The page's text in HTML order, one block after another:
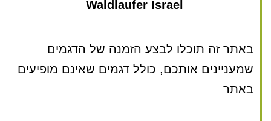
Waldlaufer Israel
באתר זה תוכלו לבצע הזמנה של הדגמים
שמעניינים אותכם, כולל דגמים שאינם מופיעים
באתר